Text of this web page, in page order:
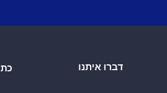
דברו איתנו